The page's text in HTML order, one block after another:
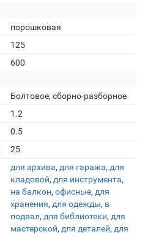
порошковая
125
600
Болтовое, сборно-разборное
1.2
0.5
25
для архива, для гаража, для
кладовой, для инструмента,
на балкон, офисные, для
хранения, для одежды, в
подвал, для библиотеки, для
мастерской, для деталей, для